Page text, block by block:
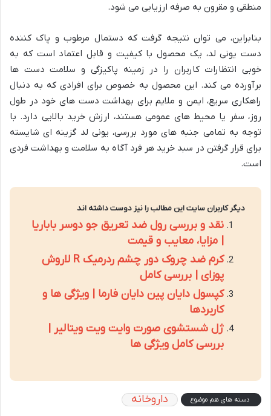
منطقی و مقرون به صرفه ارزیابی می شود.
بنابراین، می توان نتیجه گرفت که دستمال مرطوب و پاک کننده
دست یونی لد، یک محصول با کیفیت و قابل اعتماد است که به
خوبی انتظارات کاربران را در زمینه پاکیزگی و سلامت دست ها
برآورده می کند. این محصول به خصوص برای افرادی که به دنبال
راهکاری سریع، ایمن و ملایم برای بهداشت دست های خود در طول
روز، سفر یا محیط های عمومی هستند، ارزش خرید بالایی دارد. با
توجه به تمامی جنبه های مورد بررسی، یونی لد گزینه ای شایسته
برای قرار گرفتن در سبد خرید هر فرد آگاه به سلامت و بهداشت فردی
است.
دیگر کاربران سایت این مطالب را نیز دوست داشته اند
نقد و بررسی رول ضد تعریق جو دوسر باباریا
| مزایا، معایب و قیمت
کرم ضد چروک دور چشم ردرمیک R لاروش
پوزای | بررسی کامل
کپسول دایان پین دایان فارما | ویژگی ها و
کاربردها
ژل شستشوی صورت وایت ویت ویتالیر |
بررسی کامل ویژگی ها
دسته های هم موضوع داروخانه